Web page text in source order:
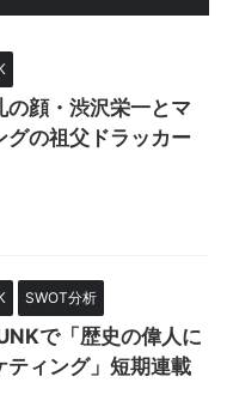
の顔・渋沢栄一とマ
グの祖父ドラッカー
SWOT分析
で「歴史の偉人に
ティング」短期連載